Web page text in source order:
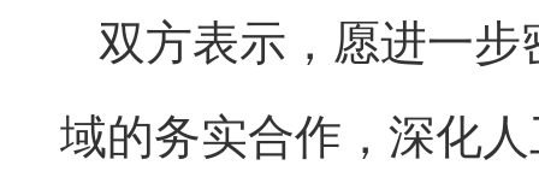
双方表示，愿进一
域的务实合作，深化